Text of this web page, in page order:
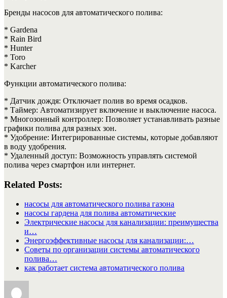
Бренды насосов для автоматического полива:
* Gardena
* Rain Bird
* Hunter
* Toro
* Karcher
Функции автоматического полива:
* Датчик дождя: Отключает полив во время осадков.
* Таймер: Автоматизирует включение и выключение насоса.
* Многозонный контроллер: Позволяет устанавливать разные
графики полива для разных зон.
* Удобрение: Интегрированные системы, которые добавляют
в воду удобрения.
* Удаленный доступ: Возможность управлять системой
полива через смартфон или интернет.
Related Posts:
насосы для автоматического полива газона
насосы гардена для полива автоматические
Электрические насосы для канализации: преимущества
и…
Энергоэффективные насосы для канализации:…
Советы по организации системы автоматического
полива…
как работает система автоматического полива